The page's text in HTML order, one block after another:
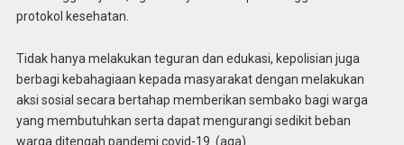
protokol kesehatan.
Tidak hanya melakukan teguran dan edukasi, kepolisian juga
berbagi kebahagiaan kepada masyarakat dengan melakukan
aksi sosial secara bertahap memberikan sembako bagi warga
yang membutuhkan serta dapat mengurangi sedikit beban
warga ditengah pandemi covid-19. (aga)